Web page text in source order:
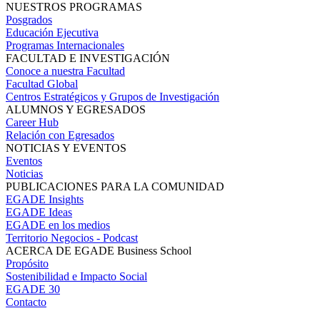
NUESTROS PROGRAMAS
Posgrados
Educación Ejecutiva
Programas Internacionales
FACULTAD E INVESTIGACIÓN
Conoce a nuestra Facultad
Facultad Global
Centros Estratégicos y Grupos de Investigación
ALUMNOS Y EGRESADOS
Career Hub
Relación con Egresados
NOTICIAS Y EVENTOS
Eventos
Noticias
PUBLICACIONES PARA LA COMUNIDAD
EGADE Insights
EGADE Ideas
EGADE en los medios
Territorio Negocios - Podcast
ACERCA DE EGADE Business School
Propósito
Sostenibilidad e Impacto Social
EGADE 30
Contacto